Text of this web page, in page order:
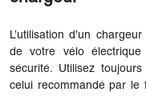
L’utilisation d’un
de votre vélo
sécurité. Utilisez
celui recommandé par le